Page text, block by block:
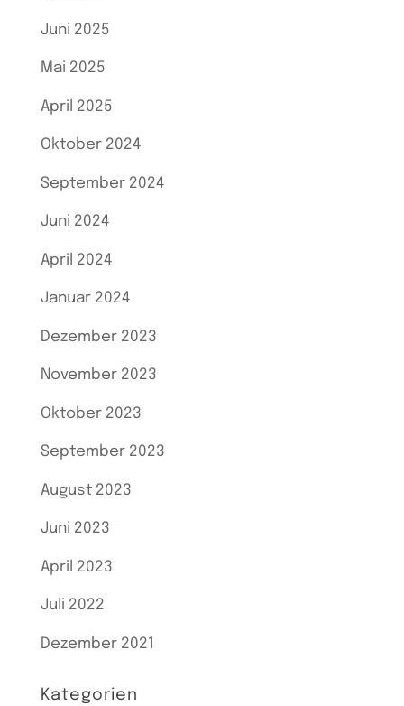
Juni 2025
Mai 2025
April 2025
Oktober 2024
September 2024
Juni 2024
April 2024
Januar 2024
Dezember 2023
November 2023
Oktober 2023
September 2023
August 2023
Juni 2023
April 2023
Juli 2022
Dezember 2021
Kategorien